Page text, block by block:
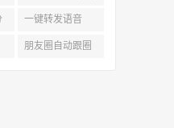
一键转发语音
(219)
朋友圈自动跟圈